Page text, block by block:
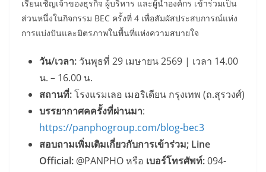
เรียนเชิญเจ้าของธุรกิจ ผู้บริหาร และผู้นำองค์กร เข้าร่วมเป็น
ส่วนหนึ่งในกิจกรรม BEC ครั้งที่ 4 เพื่อสัมผัสประสบการณ์แห่ง
การแบ่งปันและมิตรภาพในพื้นที่แห่งความสบายใจ
วัน/เวลา: วันพุธที่ 29 เมษายน 2569 | เวลา 14.00
น. – 16.00 น.
สถานที่:โรงแรมเลอ เมอริเดียน กรุงเทพ (ถ.สุรวงศ์)
บรรยากาศคครั้งที่ผ่านมา:
https://panphogroup.com/blog-bec3
สอบถามเพิ่มเติมเกี่ยวกับการเข้าร่วม; Line
Official: @PANPHO หรือ เบอร์โทรศัพท์:094-